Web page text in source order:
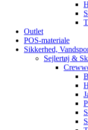
Outlet
POS-materiale
Sikkerhed,
Sejlertøj &